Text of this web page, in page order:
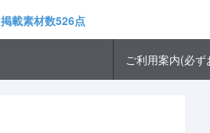
掲載素材数526点
ご利用案内(必